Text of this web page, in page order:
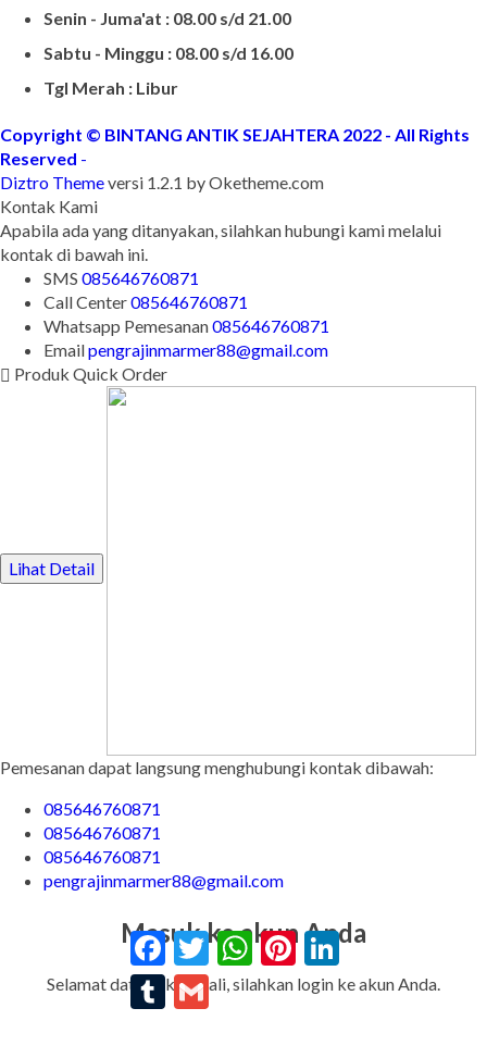
Senin - Juma'at : 08.00 s/d 21.00
Sabtu - Minggu : 08.00 s/d 16.00
Tgl Merah : Libur
Copyright © BINTANG ANTIK SEJAHTERA 2022 - All Rights
Reserved -
Diztro Themeversi 1.2.1 by Oketheme.com
Facebook
TwitterWhatsAppPinterestLinkedIn
TumblrGmail
Kontak Kami
Apabila ada yang ditanyakan, silahkan hubungi kami melalui
kontak di bawah ini.
SMS 085646760871
Call Center085646760871
Whatsapp Pemesanan085646760871
Emailpengrajinmarmer88@gmail.com
Produk Quick Order
Lihat Detail
Pemesanan dapat langsung menghubungi kontak dibawah:
085646760871
085646760871
085646760871
pengrajinmarmer88@gmail.com
Masuk ke akun Anda
Selamat datang kembali, silahkan login ke akun Anda.